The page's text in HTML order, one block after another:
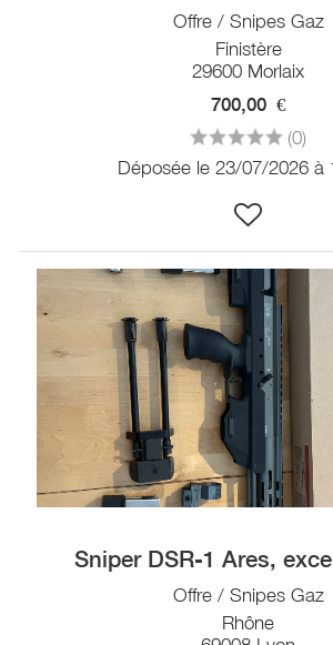
Offre / Snipes Gaz
Finistère
29600 Morlaix
700,00 €
(0)
Déposée le 23/07/2026 à
Sniper DSR-1 Ares,
Offre / Snipes Gaz
Rhône